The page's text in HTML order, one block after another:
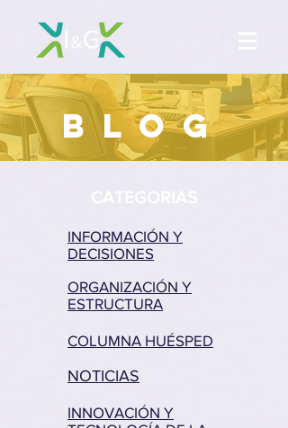
BLOG
INFORMACIÓN Y
DECISIONES
ORGANIZACIÓN Y
ESTRUCTURA
COLUMNA HUÉSPED
NOTICIAS
INNOVACIÓN Y